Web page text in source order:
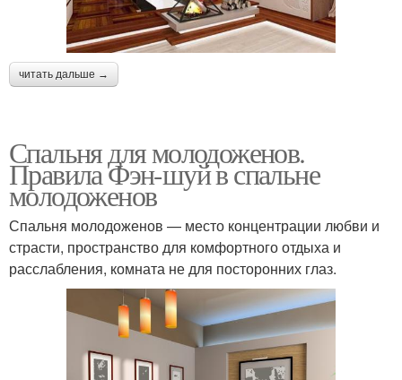
читать дальше →
Спальня для молодоженов.
Правила Фэн-шуй в спальне
молодоженов
Спальня молодоженов — место концентрации любви и
страсти, пространство для комфортного отдыха и
расслабления, комната не для посторонних глаз.